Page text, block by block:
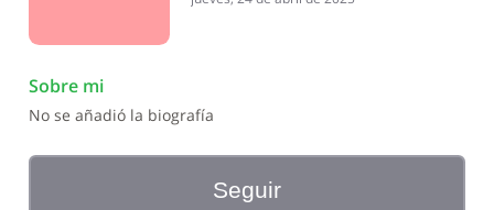
Sobre mi
No se añadió la biografía
Seguir